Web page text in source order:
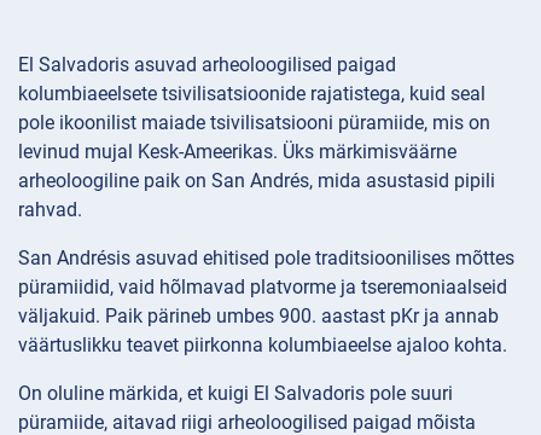
El Salvadoris asuvad arheoloogilised paigad
kolumbiaeelsete tsivilisatsioonide rajatistega, kuid seal
pole ikoonilist maiade tsivilisatsiooni püramiide, mis on
levinud mujal Kesk-Ameerikas. Üks märkimisväärne
arheoloogiline paik on San Andrés, mida asustasid pipili
rahvad.
San Andrésis asuvad ehitised pole traditsioonilises mõttes
püramiidid, vaid hõlmavad platvorme ja tseremoniaalseid
väljakuid. Paik pärineb umbes 900. aastast pKr ja annab
väärtuslikku teavet piirkonna kolumbiaeelse ajaloo kohta.
On oluline märkida, et kuigi El Salvadoris pole suuri
püramiide, aitavad riigi arheoloogilised paigad mõista